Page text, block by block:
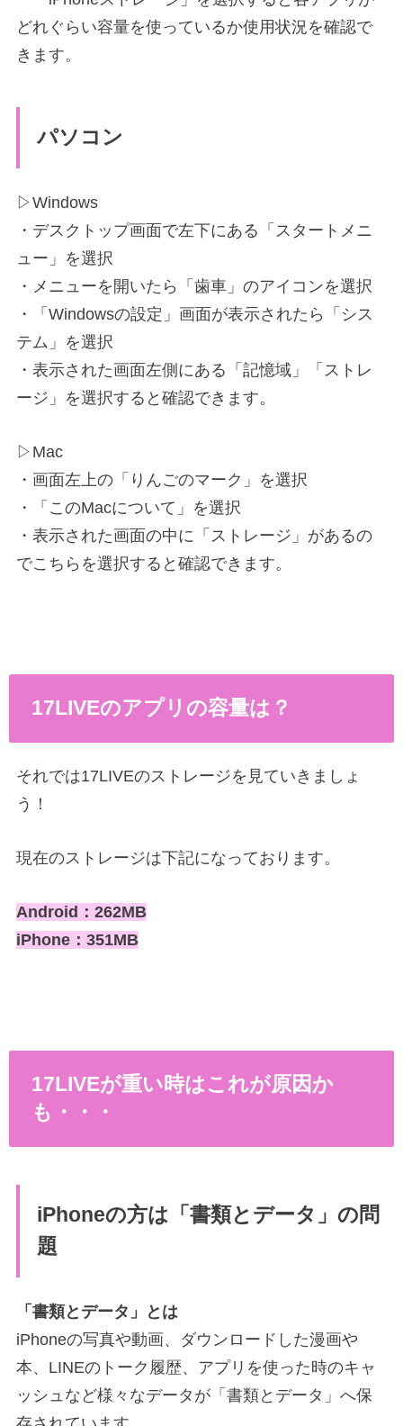
どれぐらい容量を使っているか使用状況を確認で
きます。
パソコン
▷Windows
・デスクトップ画面で左下にある「スタートメニ
ュー」を選択
・メニューを開いたら「歯車」のアイコンを選択
・「Windowsの設定」画面が表示されたら「シス
テム」を選択
・表示された画面左側にある「記憶域」「ストレ
ージ」を選択すると確認できます。
▷Mac
・画面左上の「りんごのマーク」を選択
・「このMacについて」を選択
・表示された画面の中に「ストレージ」があるの
でこちらを選択すると確認できます。
17LIVEのアプリの容量は？
それでは17LIVEのストレージを見ていきましょ
う！
現在のストレージは下記になっております。
Android：262MB
iPhone：351MB
17LIVEが重い時はこれが原因か
も・・・
iPhoneの方は「書類とデータ」の問
題
「書類とデータ」とは
iPhoneの写真や動画、ダウンロードした漫画や
本、LINEのトーク履歴、アプリを使った時のキャ
ッシュなど様々なデータが「書類とデータ」へ保